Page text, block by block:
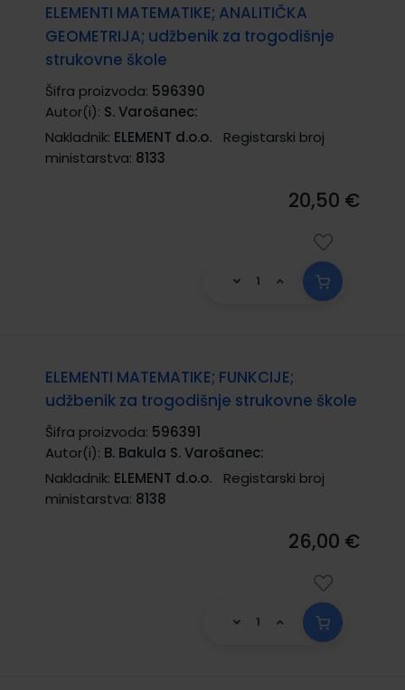
ELEMENTI MATEMATIKE; ANALITIČKA
GEOMETRIJA; udžbenik za trogodišnje
strukovne škole
Šifra proizvoda: 596390
Autor(i): S. Varošanec:
Nakladnik: ELEMENT d.o.o.
Registarski broj
ministarstva: 8133
20,50 €
ELEMENTI MATEMATIKE; FUNKCIJE;
udžbenik za trogodišnje strukovne škole
Šifra proizvoda: 596391
Autor(i): B. Bakula S. Varošanec:
Nakladnik: ELEMENT d.o.o.
Registarski broj
ministarstva: 8138
26,00 €